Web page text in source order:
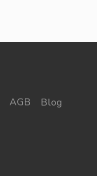
AGB
Blog